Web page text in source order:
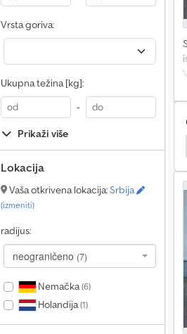
Vrsta goriva:
Ukupna težina [kg]:
-
Prikaži više
Lokacija
Vaša otkrivena lokacija:Srbija
(izmeniti)
radijus:
neograničeno (7)
Nemačka(6)
Holandija(1)